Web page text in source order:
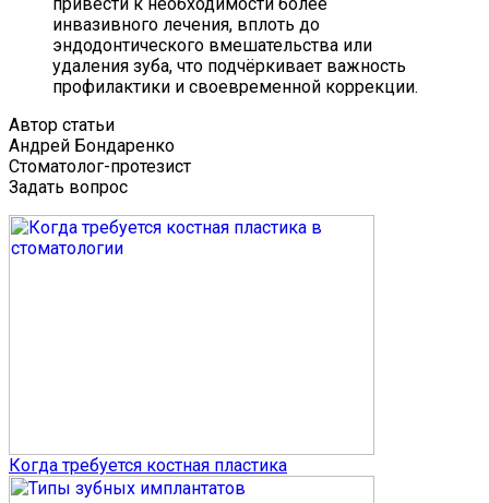
привести к необходимости более
инвазивного лечения, вплоть до
эндодонтического вмешательства или
удаления зуба, что подчёркивает важность
профилактики и своевременной коррекции.
Автор статьи
Андрей Бондаренко
Стоматолог-протезист
Задать вопрос
Когда требуется костная пластика